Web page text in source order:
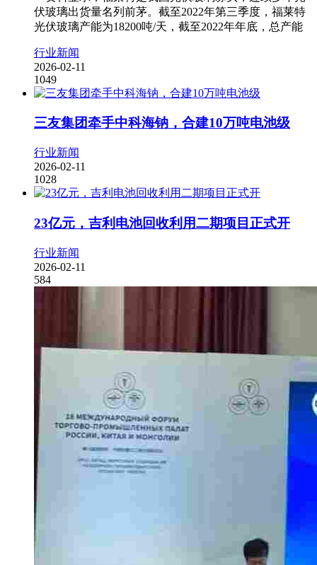
伏玻璃出货量名列前茅。截至2022年第三季度，福莱特
光伏玻璃产能为18200吨/天，截至2022年年底，总产能
行业新闻
2026-02-11
1049
三友集团牵手中科海钠，合建10万吨电池级
行业新闻
2026-02-11
1028
23亿元，吉利电池回收利用二期项目正式开
行业新闻
2026-02-11
584